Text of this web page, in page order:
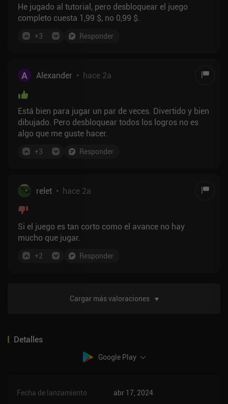
He jugado al tutorial, pero desbloquear el juego
completo cuesta 1,99 $, no 0,99 $.
+3 Responder
A Alexander • hace 2a
Está bien para jugar un par de veces. Divertido y bien
dibujado. Pero desbloquear todos los logros no es
algo que me guste hacer.
+3 Responder
relet • hace 2a
Si el juego es tan corto como el avance no hay
mucho que jugar.
+2 Responder
Cargar más valoraciones
Detalles
Google Play
Fecha de lanzamiento abr 17, 2024